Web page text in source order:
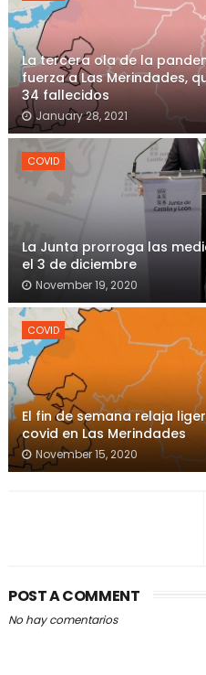
La tercera ola de la
fuerza a Las Merindades,
34 fallecidos
January 28, 2021
COVID
La Junta prorroga las
el 3 de diciembre
November 19, 2020
COVID
El fin de semana relaja
covid en Las Merindades
November 15, 2020
POST A COMMENT
No hay comentarios